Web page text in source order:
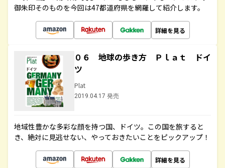
御朱印そのものを今回は47都道府県を網羅して紹介します。
詳細を見る
０６ 地球の歩き方 Ｐｌａｔ ドイ
ツ
Plat
2019.04.17 発売
地域性豊かな多彩な顔を持つ国、ドイツ。この国を旅すると
き、絶対に見逃せない、やっておきたいことをピックアップ！
詳細を見る